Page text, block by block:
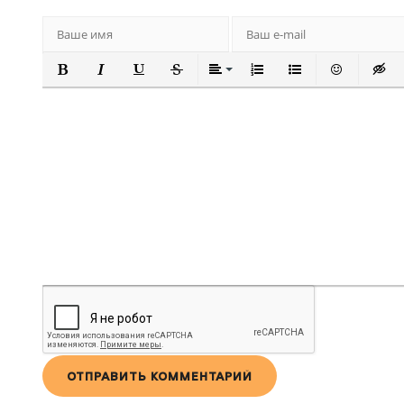
ПОЛУЖИРНЫЙ
КУРСИВПОДЧЕРКНУТЫЙ
ЗАЧЕРКНУТЫЙВЫРАВНИВАНИЕ
НУМЕРОВАННЫЙВСТАВИТЬ
ОТПРАВИТЬ КОММЕНТАРИЙ